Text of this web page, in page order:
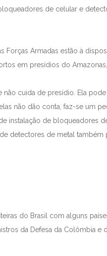
de celular e
Forças Armadas estão à
em presídios do
não cuida de presídio. Ela
não dão conta, faz-se um
instalação de bloqueadores
detectores de metal
do Brasil com alguns
da Defesa da Colômbia e